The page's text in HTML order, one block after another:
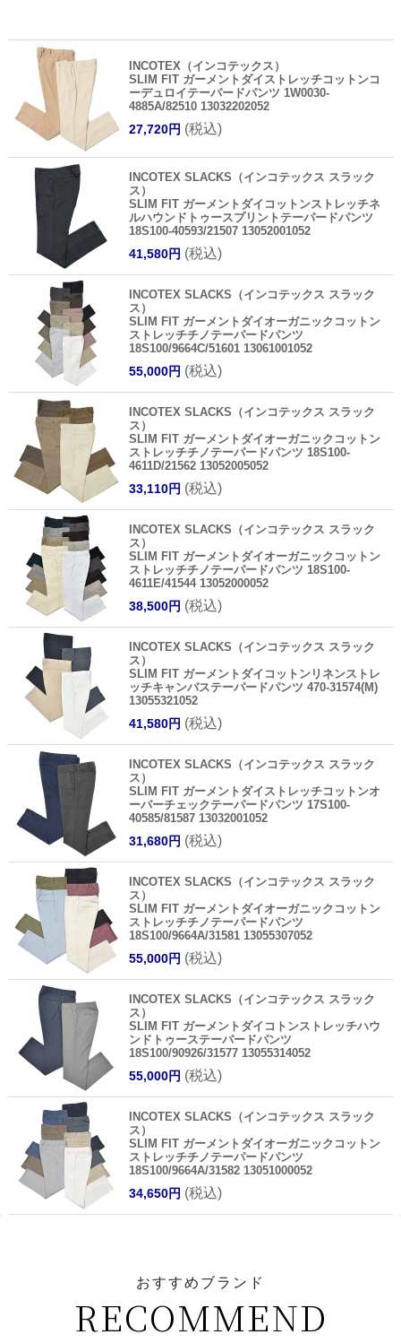
INCOTEX（インコテックス）
SLIM FIT ガーメントダイストレッチコットンコ
ーデュロイテーパードパンツ 1W0030-
4885A/82510 13032202052
27,720円 (税込)
INCOTEX SLACKS（インコテックス スラック
ス）
SLIM FIT ガーメントダイコットンストレッチネ
ルハウンドトゥースプリントテーパードパンツ
18S100-40593/21507 13052001052
41,580円 (税込)
INCOTEX SLACKS（インコテックス スラック
ス）
SLIM FIT ガーメントダイオーガニックコットン
ストレッチチノテーパードパンツ
18S100/9664C/51601 13061001052
55,000円 (税込)
INCOTEX SLACKS（インコテックス スラック
ス）
SLIM FIT ガーメントダイオーガニックコットン
ストレッチチノテーパードパンツ 18S100-
4611D/21562 13052005052
33,110円 (税込)
INCOTEX SLACKS（インコテックス スラック
ス）
SLIM FIT ガーメントダイオーガニックコットン
ストレッチチノテーパードパンツ 18S100-
4611E/41544 13052000052
38,500円 (税込)
INCOTEX SLACKS（インコテックス スラック
ス）
SLIM FIT ガーメントダイコットンリネンストレ
ッチキャンバステーパードパンツ 470-31574(M)
13055321052
41,580円 (税込)
INCOTEX SLACKS（インコテックス スラック
ス）
SLIM FIT ガーメントダイストレッチコットンオ
ーバーチェックテーパードパンツ 17S100-
40585/81587 13032001052
31,680円 (税込)
INCOTEX SLACKS（インコテックス スラック
ス）
SLIM FIT ガーメントダイオーガニックコットン
ストレッチチノテーパードパンツ
18S100/9664A/31581 13055307052
55,000円 (税込)
INCOTEX SLACKS（インコテックス スラック
ス）
SLIM FIT ガーメントダイコトンストレッチハウ
ンドトゥーステーパードパンツ
18S100/90926/31577 13055314052
55,000円 (税込)
INCOTEX SLACKS（インコテックス スラック
ス）
SLIM FIT ガーメントダイオーガニックコットン
ストレッチチノテーパードパンツ
18S100/9664A/31582 13051000052
34,650円 (税込)
おすすめブランド
RECOMMEND